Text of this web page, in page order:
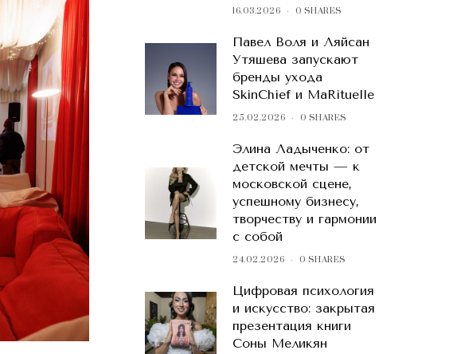
16.03.2026 0 SHARES
Павел Воля и Ляйсан
Утяшева запускают
бренды ухода
SkinChief и MaRituelle
25.02.2026 0 SHARES
Элина Ладыченко: от
детской мечты — к
московской сцене,
успешному бизнесу,
творчеству и гармонии
с собой
24.02.2026 0 SHARES
Цифровая психология
и искусство: закрытая
презентация книги
Соны Меликян